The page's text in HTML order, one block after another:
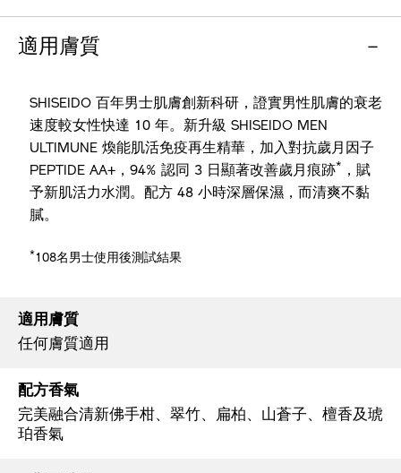
適用膚質
SHISEIDO 百年男士肌膚創新科研，證實男性肌膚的衰老
速度較女性快達 10 年。新升級 SHISEIDO MEN
ULTIMUNE 煥能肌活免疫再生精華，加入對抗歲月因子
PEPTIDE AA+，94% 認同 3 日顯著改善歲月痕跡*
，賦
予新肌活力水潤。配方 48 小時深層保濕，而清爽不黏
膩。
*108名男士使用後測試結果
適用膚質
任何膚質適用
配方香氣
完美融合清新佛手柑、翠竹、扁柏、山蒼子、檀香及琥
珀香氣